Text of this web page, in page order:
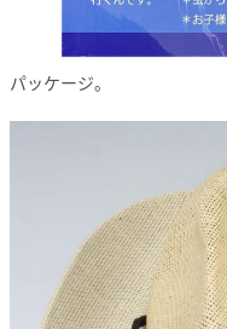
パッケージ。